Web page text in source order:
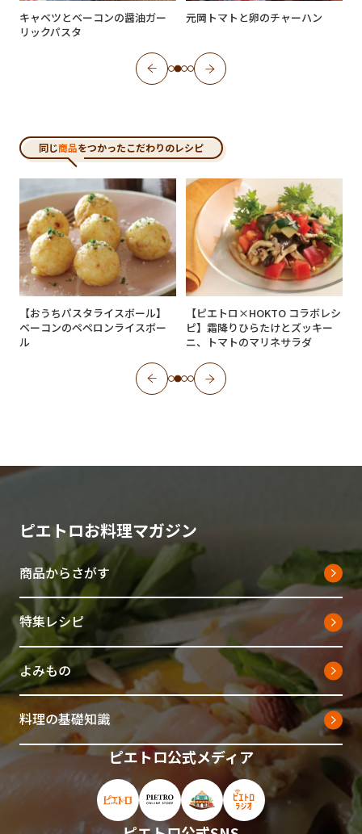
キャベツとベーコンの醤油ガー
リックパスタ
元岡トマトと卵のチャーハン
同じ商品をつかったこだわりのレシピ
【おうちパスタライスボール】
ベーコンのペペロンライスボー
ル
【ピエトロ×HOKTO コラボレシ
ピ】霜降りひらたけとズッキー
ニ、トマトのマリネサラダ
ピエトロお料理マガジン
商品からさがす
特集レシピ
よみもの
料理の基礎知識
ピエトロ公式メディア
ピエトロ公式サイト（新しいウィンドウで
ピエトロオンラインストア（新しい
ピエトロホームタウン（新
ピエトロラジオ（新